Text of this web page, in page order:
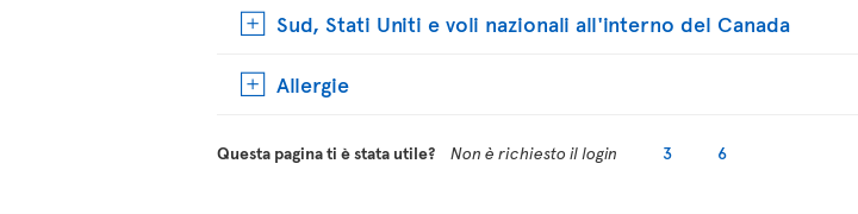
Sud, Stati Uniti e voli nazionali all'interno del Canada
Allergie
Questa pagina ti è stata utile? Non è richiesto il login 3 6